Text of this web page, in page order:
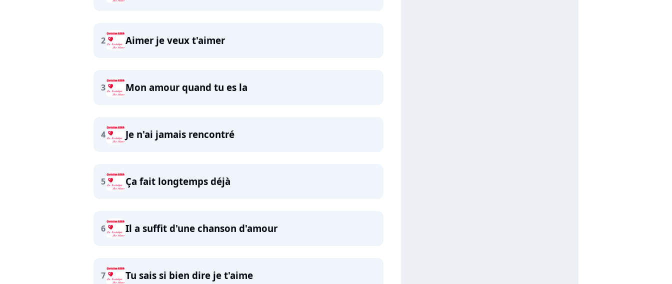
2 Aimer je veux t'aimer
3 Mon amour quand tu es la
4 Je n'ai jamais rencontré
5 Ça fait longtemps déjà
6 Il a suffit d'une chanson d'amour
7 Tu sais si bien dire je t'aime